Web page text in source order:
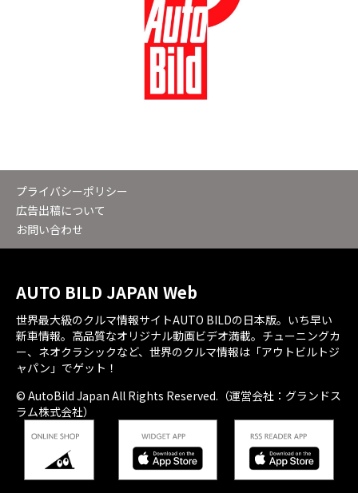
プライバシーポリシー
広告出稿について
お問い合わせ
AUTO BILD JAPAN Web
世界最大級のクルマ情報サイトAUTO BILDの日本版。いち早い
新車情報。高品質なオリジナル動画ビデオ満載。チューニングカ
ー、ネオクラシックなど、世界のクルマ情報は「アウトビルトジ
ャパン」でゲット！
© AutoBild Japan All Rights Reserved.（運営会社：グランドス
ラム株式会社）